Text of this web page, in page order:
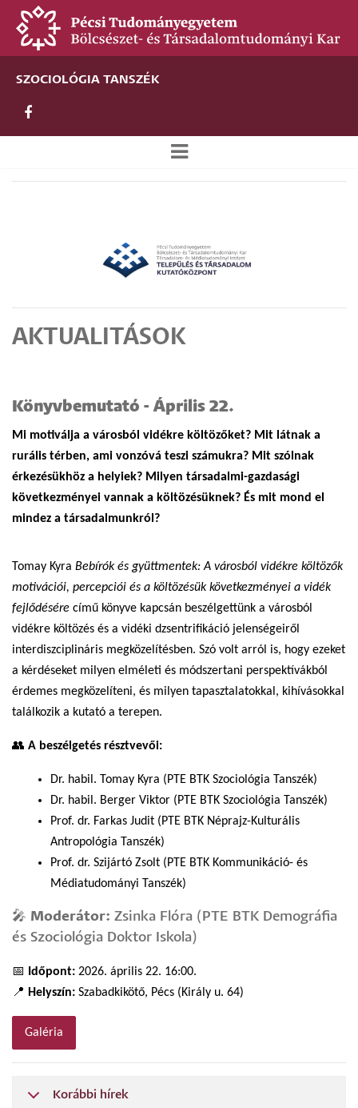
Ugrás
tartalomra
SZOCIOLÓGIA TANSZÉK
Új
menü
AKTUALITÁSOK
Könyvbemutató - Április 22.
Mi motiválja a városból vidékre költözőket? Mit látnak a
rurális térben, ami vonzóvá teszi számukra? Mit szólnak
érkezésükhöz a helyiek? Milyen társadalmi-gazdasági
következményei vannak a költözésüknek? És mit mond el
mindez a társadalmunkról?
Tomay Kyra Bebírók és gyüttmentek: A városból vidékre költözők
motivációi, percepciói és a költözésük következményei a vidék
fejlődésére című könyve kapcsán beszélgettünk a városból
vidékre költözés és a vidéki dzsentrifikáció jelenségeiről
interdiszciplináris megközelítésben. Szó volt arról is, hogy ezeket
a kérdéseket milyen elméleti és módszertani perspektívákból
érdemes megközelíteni, és milyen tapasztalatokkal, kihívásokkal
találkozik a kutató a terepen.
👥 A beszélgetés résztvevői:
Dr. habil. Tomay Kyra (PTE BTK Szociológia Tanszék)
Dr. habil. Berger Viktor (PTE BTK Szociológia Tanszék)
Prof. dr. Farkas Judit (PTE BTK Néprajz-Kulturális
Antropológia Tanszék)
Prof. dr. Szijártó Zsolt (PTE BTK Kommunikáció- és
Médiatudományi Tanszék)
🎤 Moderátor: Zsinka Flóra (PTE BTK Demográfia
és Szociológia Doktor Iskola)
📅 Időpont: 2026. április 22. 16:00.
📍 Helyszín: Szabadkikötő, Pécs (Király u. 64)
Galéria
Korábbi hírek